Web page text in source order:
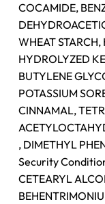
COCAMIDE,
WHEAT
HYDROLYZED
BUTYLENE
POTASSIUM
CINNAMAL,
, DIMETHYL
Security
CETEARYL